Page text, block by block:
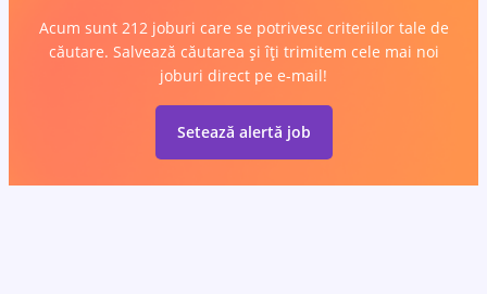
Acum sunt 212 joburi care se potrivesc criteriilor tale de
căutare. Salvează căutarea și îți trimitem cele mai noi
joburi direct pe e-mail!
Setează alertă job